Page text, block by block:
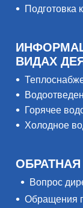
Подготовка
ВИДАХ
Горячее
Холодное
Вопрос
Обращения